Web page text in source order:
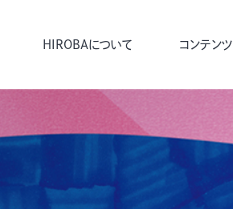
HIROBAについて コンテンツ